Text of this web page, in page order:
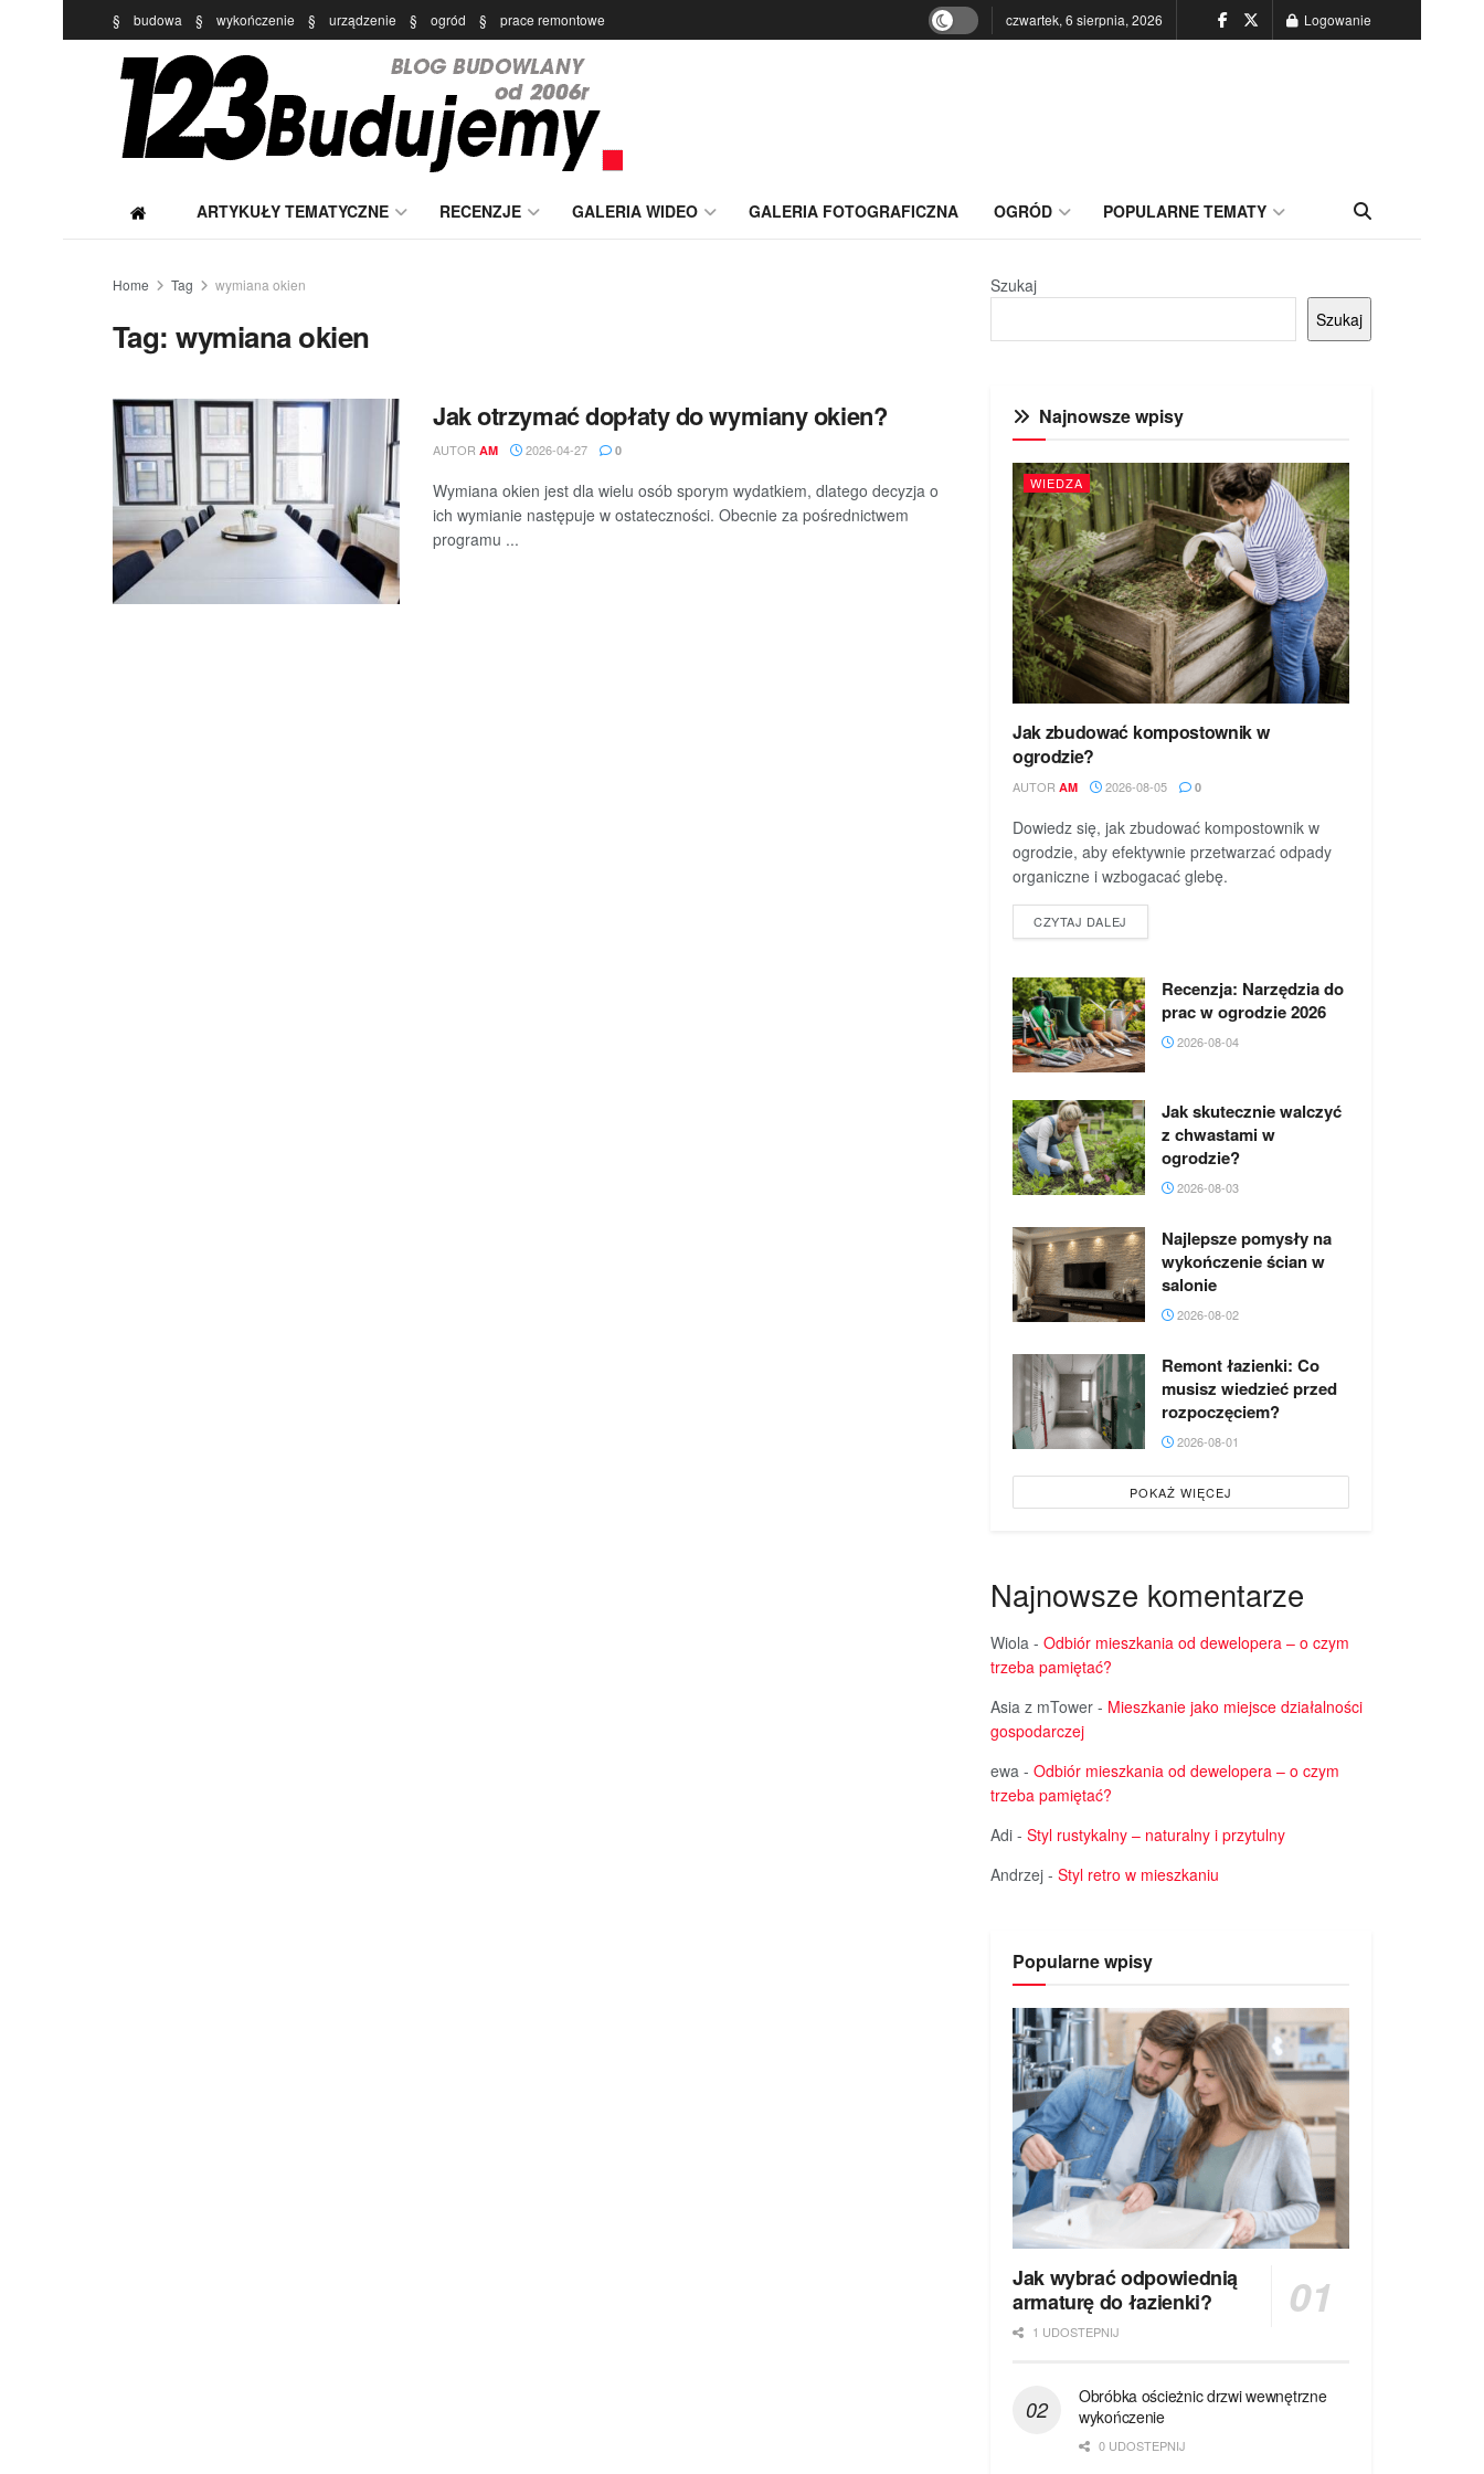
§ budowa § wykończenie § urządzenie § ogród § prace remontowe czwartek, 6 sierpnia, 2026 Logowanie
ARTYKUŁY TEMATYCZNE RECENZJE GALERIA WIDEO GALERIA FOTOGRAFICZNA OGRÓD POPULARNE TEMATY
Home Tag wymiana okien
Tag:wymiana okien
Jak otrzymać dopłaty do wymiany okien?
AUTOR AM 2026-04-27 0
Wymiana okien jest dla wielu osób sporym wydatkiem, dlatego decyzja o
ich wymianie następuje w ostateczności. Obecnie za pośrednictwem
programu ...
Szukaj
Szukaj
Najnowsze wpisy
WIEDZA
Jak zbudować kompostownik w
ogrodzie?
AUTOR AM 2026-08-05 0
Dowiedz się, jak zbudować kompostownik w
ogrodzie, aby efektywnie przetwarzać odpady
organiczne i wzbogacać glebę.
CZYTAJ DALEJ
Recenzja: Narzędzia do
prac w ogrodzie 2026
2026-08-04
Jak skutecznie walczyć
z chwastami w
ogrodzie?
2026-08-03
Najlepsze pomysły na
wykończenie ścian w
salonie
2026-08-02
Remont łazienki: Co
musisz wiedzieć przed
rozpoczęciem?
2026-08-01
POKAŻ WIĘCEJ
Najnowsze komentarze
Wiola - Odbiór mieszkania od dewelopera – o czym
trzeba pamiętać?
Asia z mTower - Mieszkanie jako miejsce działalności
gospodarczej
ewa - Odbiór mieszkania od dewelopera – o czym
trzeba pamiętać?
Adi - Styl rustykalny – naturalny i przytulny
Andrzej - Styl retro w mieszkaniu
Popularne wpisy
Jak wybrać odpowiednią
armaturę do łazienki?
1 UDOSTEPNIJ
Obróbka ościeżnic drzwi wewnętrzne
wykończenie
0 UDOSTEPNIJ